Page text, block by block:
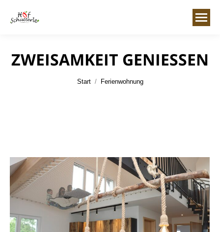
ZWEISAMKEIT GENIESSEN
Start Ferienwohnung